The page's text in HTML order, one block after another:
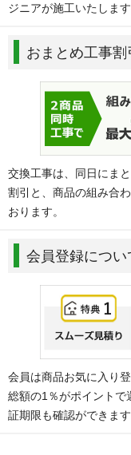
ジニアが施工いたしま
おまとめ工事割
交換工事は、同日にま
割引と、商品の組み合
おります。
会員登録につい
会員は商品お気に入り
総額の1％がポイントで
証期限も確認ができます